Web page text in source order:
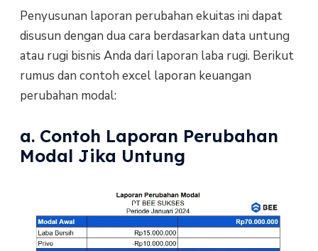
Penyusunan laporan perubahan ekuitas ini dapat
disusun dengan dua cara berdasarkan data untung
atau rugi bisnis Anda dari laporan laba rugi. Berikut
rumus dan contoh excel laporan keuangan
perubahan modal:
a. Contoh Laporan Perubahan
Modal Jika Untung